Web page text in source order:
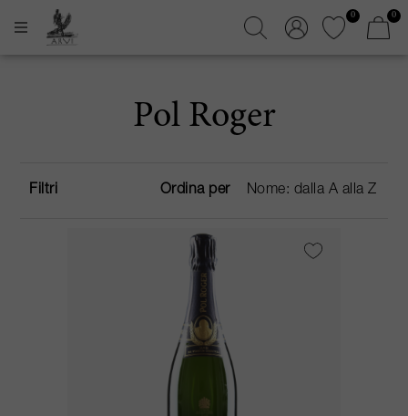
0 0
Pol Roger
Filtri Ordina per